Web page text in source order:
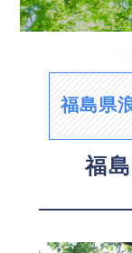
福島県
福